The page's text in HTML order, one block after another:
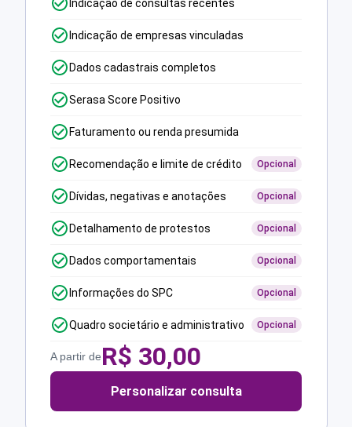
Indicação de consultas recentes
Indicação de empresas vinculadas
Dados cadastrais completos
Serasa Score Positivo
Faturamento ou renda presumida
Recomendação e limite de crédito Opcional
Dívidas, negativas e anotações Opcional
Detalhamento de protestos Opcional
Dados comportamentais Opcional
Informações do SPC Opcional
Quadro societário e administrativo Opcional
A partir deR$ 30,00
Personalizar consulta